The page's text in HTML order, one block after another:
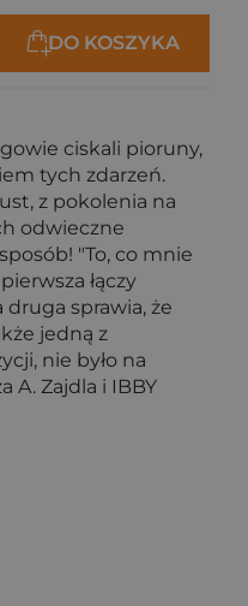
DO KOSZYKA
ciskali pioruny,
tych zdarzeń.
z pokolenia na
odwieczne
"To, co mnie
łączy
sprawia, że
jedną z
nie było na
A. Zajdla i IBBY